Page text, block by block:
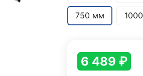
750 мм
6 489 ₽